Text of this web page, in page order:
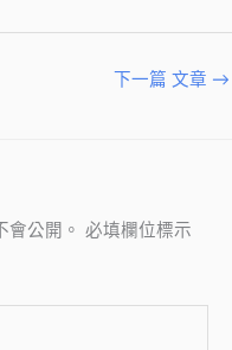
下一篇 文章 →
會公開。 必填欄位標示